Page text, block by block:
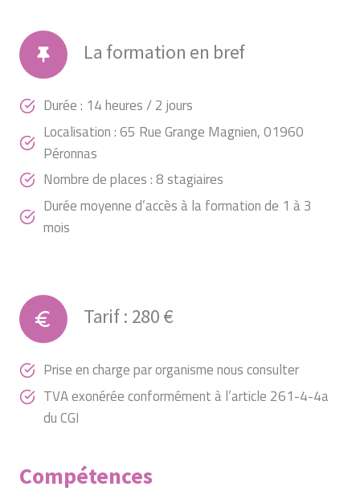
La formation en bref
Durée : 14 heures / 2 jours
Localisation : 65 Rue Grange Magnien, 01960
Péronnas
Nombre de places : 8 stagiaires
Durée moyenne d’accès à la formation de 1 à 3
mois
Tarif : 280 €
Prise en charge par organisme nous consulter
TVA exonérée conformément à l’article 261-4-4a
du CGI
Compétences